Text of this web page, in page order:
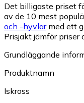
Det billigaste priset
av de 10 mest
och -hyvlarmed ett
Prisjakt jämför priser
Grundläggande
Produktnamn
Iskross